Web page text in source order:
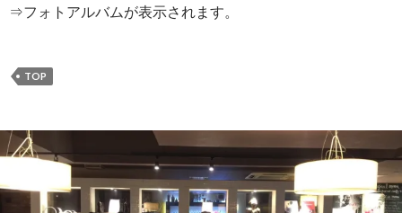
⇒フォトアルバムが表示されます。
TOP